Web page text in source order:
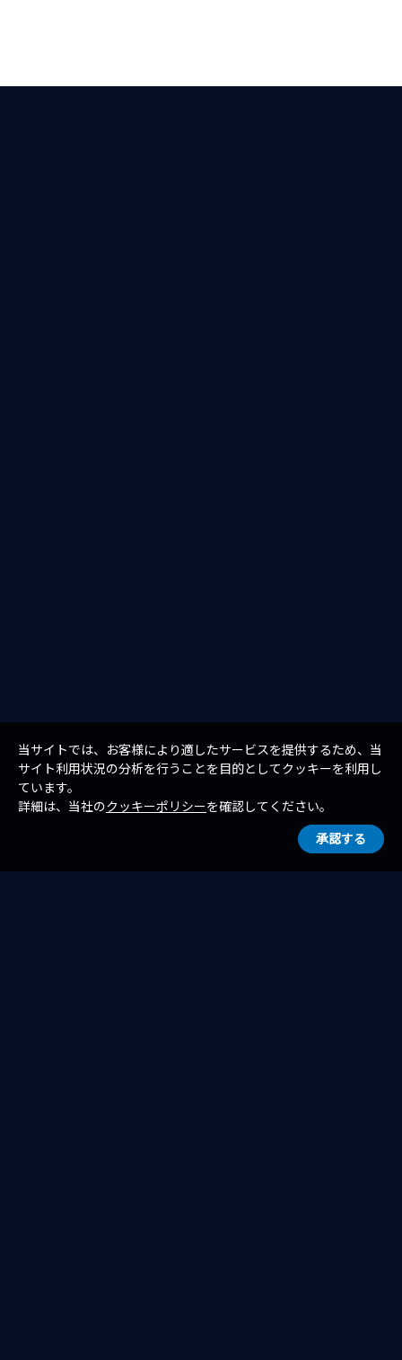
当サイトでは、お客様により適したサービスを提供するため、当
サイト利用状況の分析を行うことを目的としてクッキーを利用し
ています。
詳細は、当社のクッキーポリシーを確認してください。
承認する